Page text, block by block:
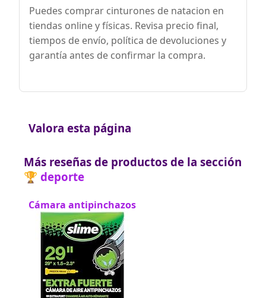
Puedes comprar cinturones de natacion en
tiendas online y físicas. Revisa precio final,
tiempos de envío, política de devoluciones y
garantía antes de confirmar la compra.
Valora esta página
Más reseñas de productos de la sección
🏆 deporte
Cámara antipinchazos